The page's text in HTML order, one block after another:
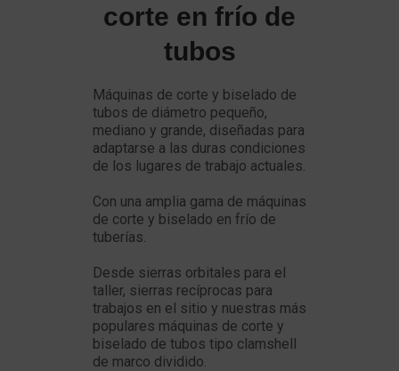
corte en frío de
tubos
Máquinas de corte y biselado de
tubos de diámetro pequeño,
mediano y grande, diseñadas para
adaptarse a las duras condiciones
de los lugares de trabajo actuales.
Con una amplia gama de máquinas
de corte y biselado en frío de
tuberías.
Desde sierras orbitales para el
taller, sierras recíprocas para
trabajos en el sitio y nuestras más
populares máquinas de corte y
biselado de tubos tipo clamshell
de marco dividido.